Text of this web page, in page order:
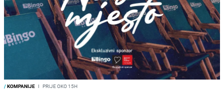
/KOMPANIJE I PRIJE OKO 15H